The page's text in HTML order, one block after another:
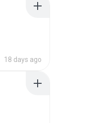
18 days ago